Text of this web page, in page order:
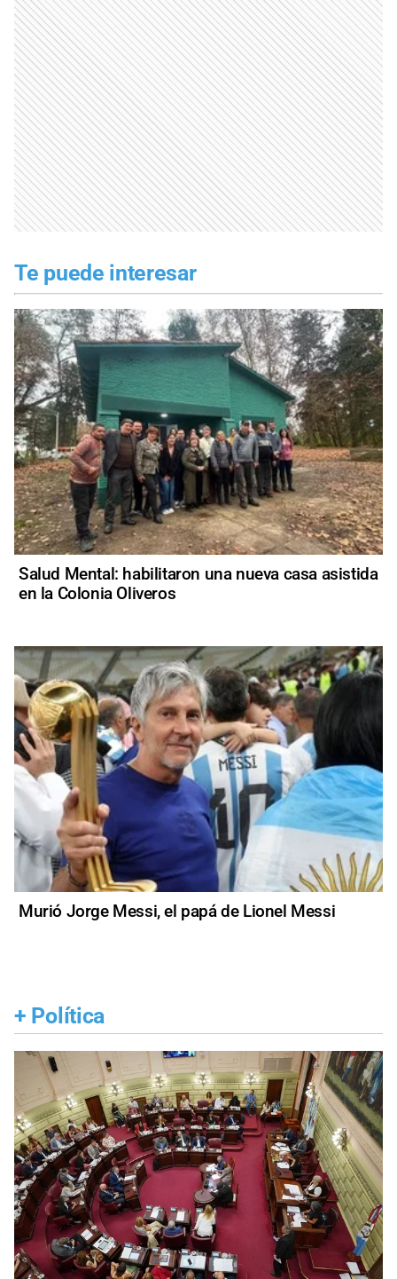
Te puede interesar
Salud Mental: habilitaron una nueva casa asistida
en la Colonia Oliveros
Murió Jorge Messi, el papá de Lionel Messi
+ Política